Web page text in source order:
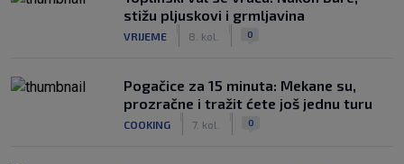
stižu pljuskovi i grmljavina
VRIJEME 8. kol. 0
Pogačice za 15 minuta: Mekane su,
prozračne i tražit ćete još jednu turu
COOKING 7. kol. 0